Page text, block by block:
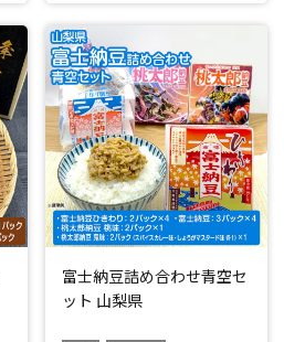
富士納豆詰め合わせ青空セ
ット 山梨県